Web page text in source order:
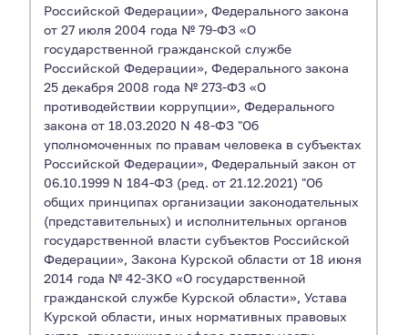
Российской Федерации», Федерального закона
от 27 июля 2004 года № 79-ФЗ «О
государственной гражданской службе
Российской Федерации», Федерального закона
25 декабря 2008 года № 273-ФЗ «О
противодействии коррупции», Федерального
закона от 18.03.2020 N 48-ФЗ "Об
уполномоченных по правам человека в субъектах
Российской Федерации», Федеральный закон от
06.10.1999 N 184-ФЗ (ред. от 21.12.2021) "Об
общих принципах организации законодательных
(представительных) и исполнительных органов
государственной власти субъектов Российской
Федерации», Закона Курской области от 18 июня
2014 года № 42-ЗКО «О государственной
гражданской службе Курской области», Устава
Курской области, иных нормативных правовых